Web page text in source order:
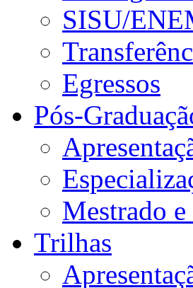
SISU/
Egressos
Pós-
Mestrado
Trilhas